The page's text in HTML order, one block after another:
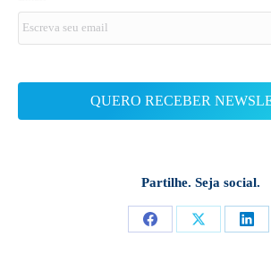
Partilhe. Seja social.
Share
Share
Share